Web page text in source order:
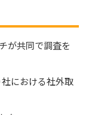
が共同で調査を
における社外取